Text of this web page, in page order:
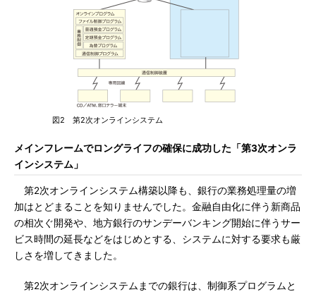
図2 第2次オンラインシステム
メインフレームでロングライフの確保に成功した「第3次オンラ
インシステム」
第2次オンラインシステム構築以降も、銀行の業務処理量の増
加はとどまることを知りませんでした。金融自由化に伴う新商品
の相次ぐ開発や、地方銀行のサンデーバンキング開始に伴うサー
ビス時間の延長などをはじめとする、システムに対する要求も厳
しさを増してきました。
第2次オンラインシステムまでの銀行は、制御系プログラムと